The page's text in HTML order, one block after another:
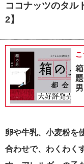
ココナッツのタル
2】
卵や牛乳、小麦粉を
合わせで、わくわく